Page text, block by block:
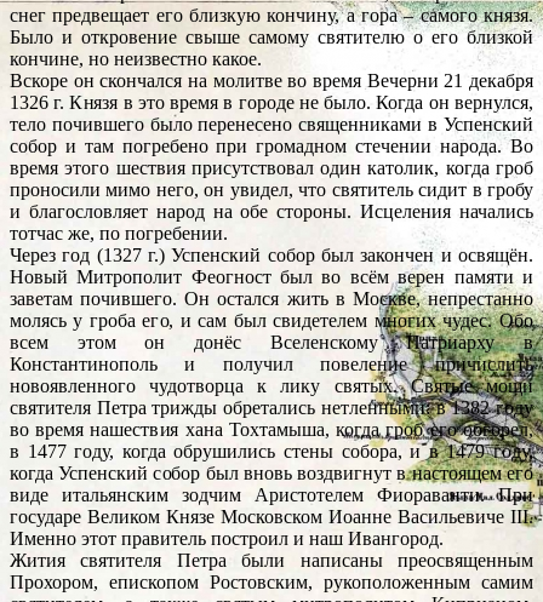
снег предвещает его близкую кончину, а гора – самого князя.
Было и откровение свыше самому святителю о его близкой
кончине, но неизвестно какое.
Вскоре он скончался на молитве во время Вечерни 21 декабря
1326 г. Князя в это время в городе не было. Когда он вернулся,
тело почившего было перенесено священниками в Успенский
собор и там погребено при громадном стечении народа. Во
время этого шествия присутствовал один католик, когда гроб
проносили мимо него, он увидел, что святитель сидит в гробу
и благословляет народ на обе стороны. Исцеления начались
тотчас же, по погребении.
Через год (1327 г.) Успенский собор был закончен и освящён.
Новый Митрополит Феогност был во всём верен памяти и
заветам почившего. Он остался жить в Москве, непрестанно
молясь у гроба его, и сам был свидетелем многих чудес. Обо
всем этом он донёс Вселенскому Патриарху в
Константинополь и получил повеление причислить
новоявленного чудотворца к лику святых. Святые мощи
святителя Петра трижды обретались нетленными: в 1382 году
во время нашествия хана Тохтамыша, когда гроб его обгорел,
в 1477 году, когда обрушились стены собора, и в 1479 году,
когда Успенский собор был вновь воздвигнут в настоящем его
виде итальянским зодчим Аристотелем Фиораванти. При
государе Великом Князе Московском Иоанне Васильевиче III.
Именно этот правитель построил и наш Ивангород.
Жития святителя Петра были написаны преосвященным
Прохором, епископом Ростовским, рукоположенным самим